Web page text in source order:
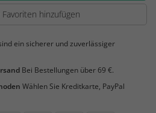
hinzufügen
ein sicherer und zuverlässiger
Bei Bestellungen über 69 €.
Wählen Sie Kreditkarte, PayPal